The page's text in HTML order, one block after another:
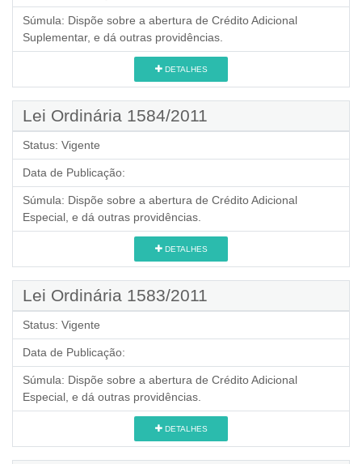
Súmula: Dispõe sobre a abertura de Crédito Adicional
Suplementar, e dá outras providências.
DETALHES
Lei Ordinária 1584/2011
Status: Vigente
Data de Publicação:
Súmula: Dispõe sobre a abertura de Crédito Adicional
Especial, e dá outras providências.
DETALHES
Lei Ordinária 1583/2011
Status: Vigente
Data de Publicação:
Súmula: Dispõe sobre a abertura de Crédito Adicional
Especial, e dá outras providências.
DETALHES